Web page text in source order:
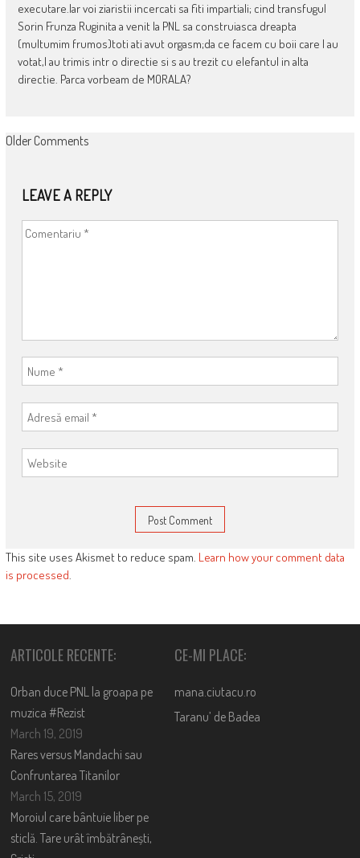
executare.Iar voi ziaristii incercati sa fiti impartiali; cind transfugul
Sorin Frunza Ruginita a venit la PNL sa construiasca dreapta
(multumim frumos)toti ati avut orgasm;da ce facem cu boii care l au
votat,l au trimis intr o directie si s au trezit cu elefantul in alta
directie. Parca vorbeam de MORALA?
COMMENT
Older Comments
LEAVE A REPLY
This site uses Akismet to reduce spam. Learn how your comment data
is processed.
ARTICOLE RECENTE:
Orban duce PNL la groapa pe
muzica #Rezist
March 19, 2019
Rares versus Mandachi sau
Confruntarea Titanilor
March 15, 2019
Moroiul care bântuie liber pe
sticlă. Tare urât îmbătrânești,
CE-MI PLACE:
mana.ciutacu.ro
Taranu’ de Badea